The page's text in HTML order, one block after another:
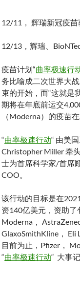
12/11， 辉瑞新冠疫苗
12/13，辉瑞、
疫苗计划“曲率极速行
务比喻成二次世界大
束的开始，而“这就是
期将在年底前运交
（Moderna）的疫苗
“曲率极速行动“ 由美
Christopher Miller 牵
士为首席科学家/首席
COO。
该行动的目标是在
资140亿美元，资助了
Moderna，
GlaxoSmithKline， Eli
目前为止，Pfizer，
“曲率极速行动“ 大事记